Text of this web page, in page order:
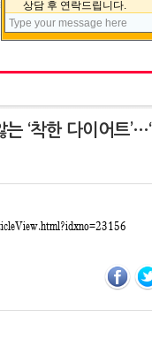
< HOME
‘착한 다이어트